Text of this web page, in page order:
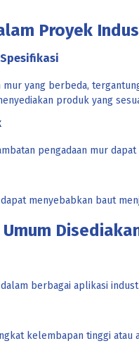
Proyek
yang berbeda,
produk yang
pengadaan mur
menyebabkan baut
Umum
berbagai aplikasi
kelembapan tinggi atau